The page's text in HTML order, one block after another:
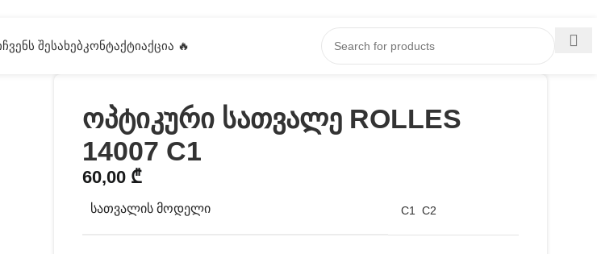
ᲩᲕᲔᲜᲡ ᲨᲔᲡᲐᲮᲔᲑᲙᲝᲜᲢᲐᲥᲢᲘᲐᲥᲪᲘᲐ 🔥
ოპტიკური სათვალე ROLLES
14007 C1
60,00 ₾
ᲡᲐᲗᲕᲐᲚᲘᲡ ᲛᲝᲓᲔᲚᲘ C1 C2